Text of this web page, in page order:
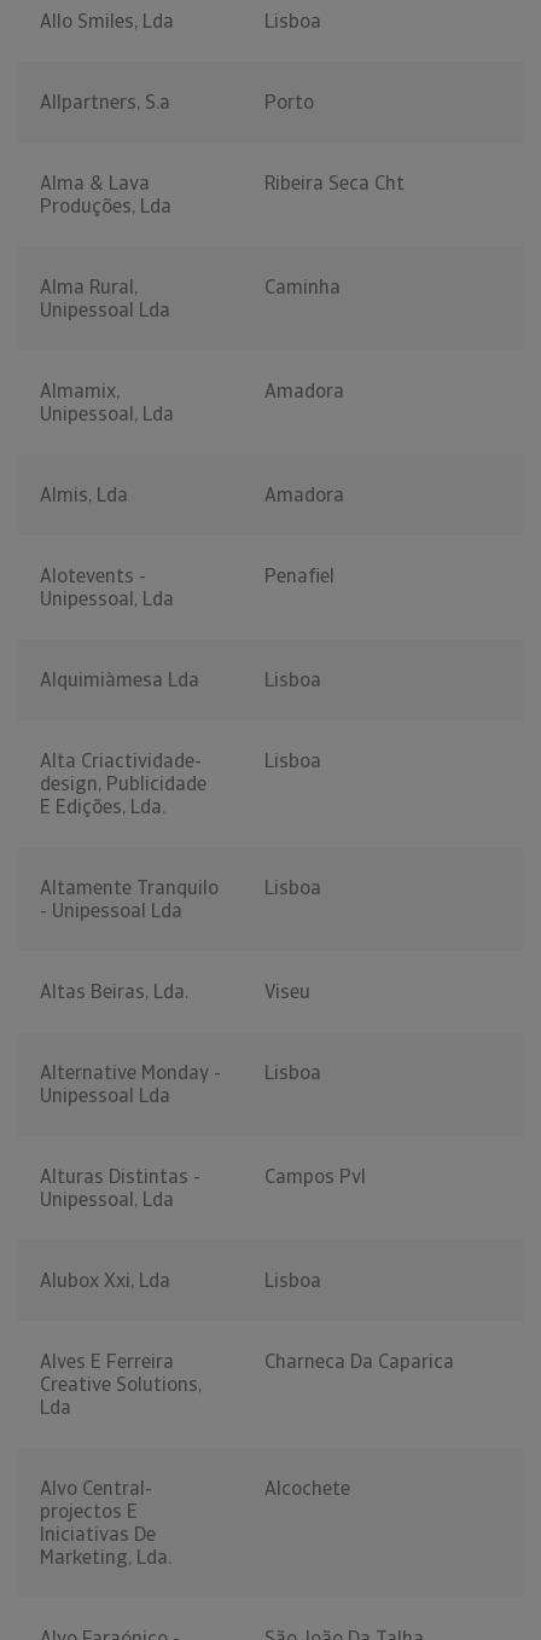
Allo Smiles, Lda Lisboa
Allpartners, S.a Porto
Alma & Lava
Produções, Lda
Ribeira Seca Cht
Alma Rural,
Unipessoal Lda
Caminha
Almamix,
Unipessoal, Lda
Amadora
Almis, Lda Amadora
Alotevents -
Unipessoal, Lda
Penafiel
Alquimiàmesa Lda Lisboa
Alta Criactividade-
design, Publicidade
E Edições, Lda.
Lisboa
Altamente Tranquilo
- Unipessoal Lda
Lisboa
Altas Beiras, Lda. Viseu
Alternative Monday -
Unipessoal Lda
Lisboa
Alturas Distintas -
Unipessoal, Lda
Campos Pvl
Alubox Xxi, Lda Lisboa
Alves E Ferreira
Creative Solutions,
Lda
Charneca Da Caparica
Alvo Central-
projectos E
Iniciativas De
Marketing, Lda.
Alcochete